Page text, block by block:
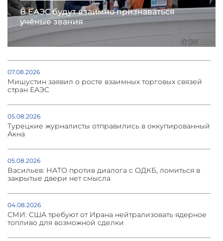
В ЕАЭС будут взаимно признаваться
учёные звания
07.08.2026
Мишустин заявил о росте взаимных торговых связей
стран ЕАЭС
05.08.2026
Турецкие журналисты отправились в оккупированный
Акна
05.08.2026
Васильев: НАТО против диалога с ОДКБ, ломиться в
закрытые двери нет смысла
04.08.2026
СМИ: США требуют от Ирана нейтрализовать ядерное
топливо для возможной сделки